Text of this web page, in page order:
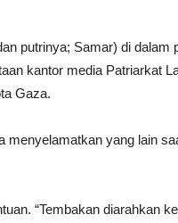
putrinya; Samar) di dalam
kantor media Patriarkat
Gaza.
menyelamatkan yang lain
“Tembakan diarahkan